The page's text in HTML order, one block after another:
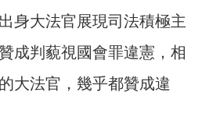
身大法官展現司法積極主
成判藐視國會罪違憲，相
大法官，幾乎都贊成違